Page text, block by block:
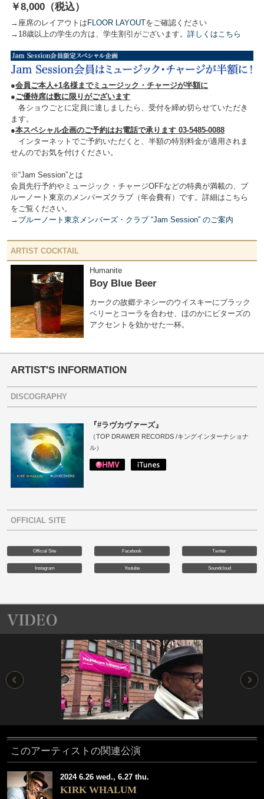
￥8,000（税込）
→座席のレイアウトは FLOOR LAYOUTをご確認ください
→18歳以上の学生の方は、学生割引がございます。 詳しくはこちら
●会員ご本人+1名様までミュージック・チャージが半額に
●ご優待席は数に限りがございます
各ショウごとに定員に達しましたら、受付を締め切らせていただき
ます。
●本スペシャル企画のご予約はお電話で承ります 03-5485-0088
インターネットでご予約いただくと、半額の特別料金が適用されま
せんのでお気を付けください。
※“Jam Session”とは
会員先行予約やミュージック・チャージOFFなどの特典が満載の、ブ
ルーノート東京のメンバーズクラブ（年会費有）です。詳細はこちら
をご覧ください。
→ ブルーノート東京メンバーズ・クラブ “Jam Session” のご案内
ARTIST COCKTAIL
Humanite
Boy Blue Beer
カークの故郷テネシーのウイスキーにブラック
ベリーとコーラを合わせ、ほのかにビターズの
アクセントを効かせた一杯。
ARTIST'S INFORMATION
DISCOGRAPHY
『#ラヴカヴァーズ』
（TOP DRAWER RECORDS /キングインターナショナ
ル）
OFFICIAL SITE
Official Site Facebook Twitter
Instagram Youtube Soundcloud
このアーティストの関連公演
2024 6.26 wed., 6.27 thu.
KIRK WHALUM